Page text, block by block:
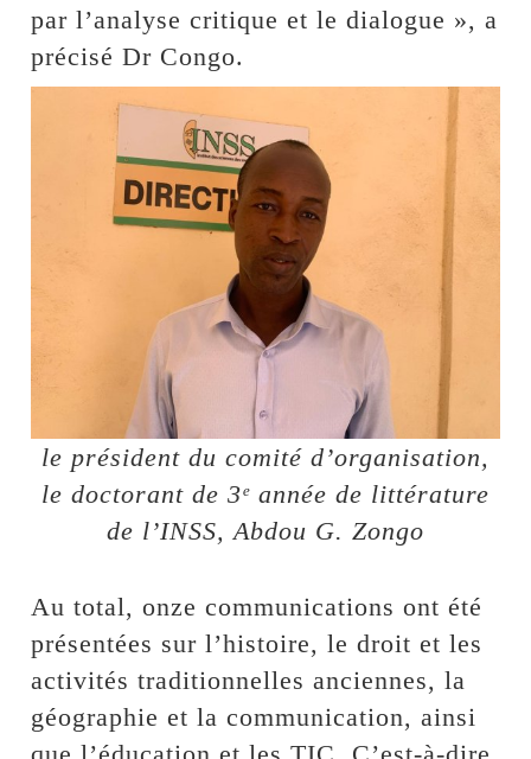
par l’analyse critique et le dialogue », a
précisé Dr Congo.
le président du comité d’organisation,
le doctorant de 3ᵉ année de littérature
de l’INSS, Abdou G. Zongo
Au total, onze communications ont été
présentées sur l’histoire, le droit et les
activités traditionnelles anciennes, la
géographie et la communication, ainsi